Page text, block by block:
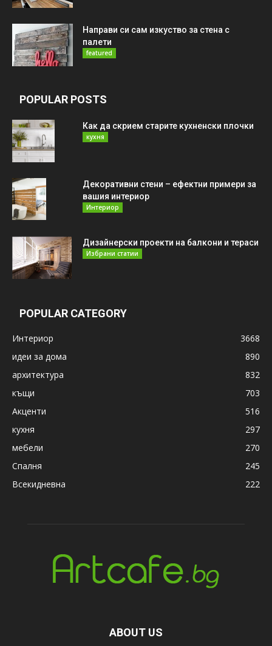
Направи си сам изкуство за стена с
палети
featured
POPULAR POSTS
Как да скрием старите кухненски плочки
кухня
Декоративни стени – ефектни примери за
вашия интериор
Интериор
Дизайнерски проекти на балкони и тераси
Избрани статии
POPULAR CATEGORY
Интериор
3668
идеи за дома
890
архитектура
832
къщи
703
Акценти
516
кухня
297
мебели
270
Спалня
245
Всекидневна
222
ABOUT US